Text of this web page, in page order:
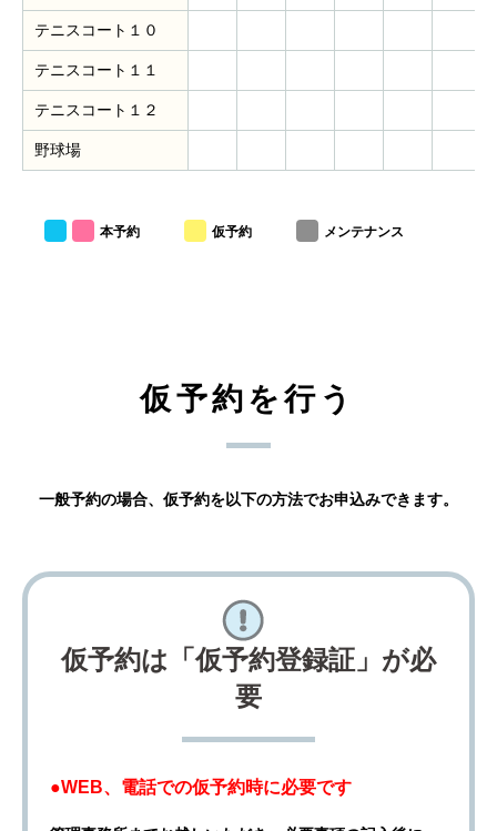
テニスコート１０
テニスコート１１
テニスコート１２
野球場
本予約 仮予約 メンテナンス
仮予約を行う
一般予約の場合、仮予約を以下の方法でお申込みできます。
仮予約は「仮予約登録証」が必
要
●WEB、電話での仮予約時に必要です